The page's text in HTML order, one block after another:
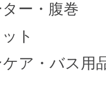
ー・腹巻
ト
ア・バス用